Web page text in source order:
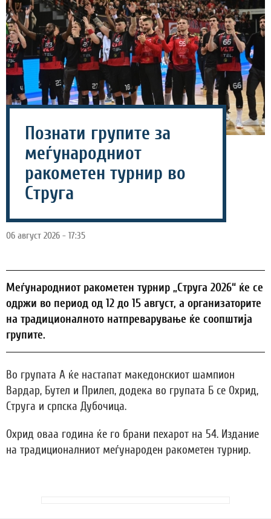
Познати групите за
меѓународниот
ракометен турнир во
Струга
06 август 2026 - 17:35
Меѓународниот ракометен турнир „Струга 2026“ ќе се
одржи во период од 12 до 15 август, а организаторите
на традиционалното натпреварување ќе соопштија
групите.
Во групата А ќе настапат македонскиот шампион
Вардар, Бутел и Прилеп, додека во групата Б се Охрид,
Струга и српска Дубочица.
Охрид оваа година ќе го брани пехарот на 54. Издание
на традиционалниот меѓународен ракометен турнир.